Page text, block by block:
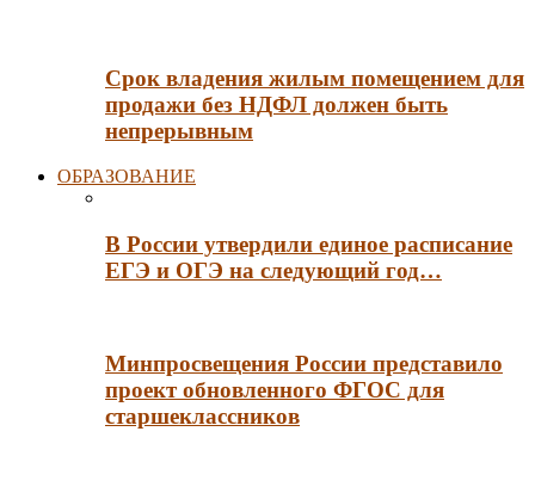
Срок владения жилым помещением для
продажи без НДФЛ должен быть
непрерывным
ОБРАЗОВАНИЕ
В России утвердили единое расписание
ЕГЭ и ОГЭ на следующий год…
Минпросвещения России представило
проект обновленного ФГОС для
старшеклассников